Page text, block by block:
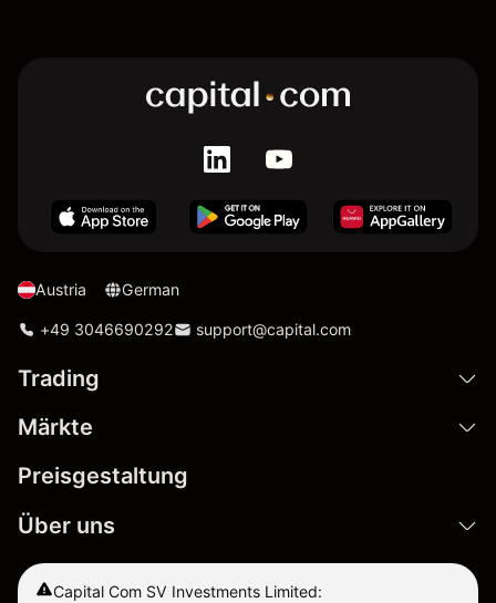
Austria German
+49 3046690292 support@capital.com
Trading
Märkte
Preisgestaltung
Über uns
Capital Com SV Investments Limited: